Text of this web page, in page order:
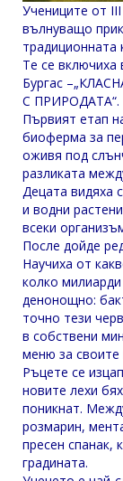
Учениците от III
вълнуващо
традиционната
Те се
Бургас
С ПРИРОДАТА“.
Първият етап
биоферма за
оживя под
разликата
Децата видяха
и водни
всеки
После дойде
Научиха от
колко
денонощно:
точно тези
в собствени
меню за
Ръцете се
новите лехи
поникнат.
розмарин,
пресен спанак,
градината.